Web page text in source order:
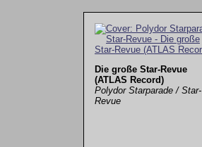
Die große Star-Revue
(ATLAS Record)
Polydor Starparade / Star-
Revue